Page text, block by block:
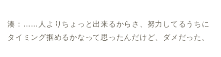
湊：……人よりちょっと出来るからさ、努力してるうちに
タイミング掴めるかなって思ったんだけど、ダメだった。